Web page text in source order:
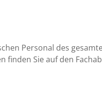
Personal des
finden Sie auf den